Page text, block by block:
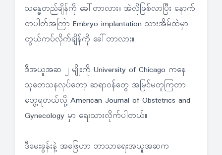
သန္ဓေတည်ချိန်ကို ခေါ်တာလား။ အဲလိုဖြစ်လာပြီး နောက်
တပါတ်အကြာ Embryo implantation သားအိမ်ထဲမှာ
တွယ်ကပ်လိုက်ချိန်ကို ခေါ်တာလား။
ဒီအယူအဆ ၂ မျိုးကို University of Chicago ကနေ
သုတေသနလုပ်တော့ ဆရာဝန်တွေ အမြင်မတူကြတာ
တွေ့ရတယ်လို့ American Journal of Obstetrics and
Gynecology မှာ ရေးသားလိုက်ပါတယ်။
ဒီမေးခွန်းနဲ့ အဖြေဟာ ဘာသာရေးအယူအဆက